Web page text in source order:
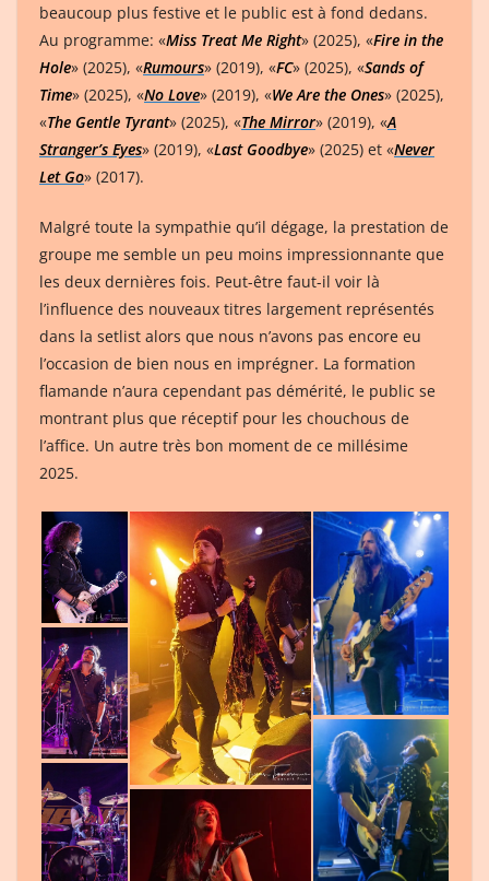
beaucoup plus festive et le public est à fond dedans.
Au programme: «Miss Treat Me Right» (2025), «Fire in the
Hole» (2025), «Rumours» (2019), «FC» (2025), «Sands of
Time» (2025), «No Love» (2019), «We Are the Ones» (2025),
«The Gentle Tyrant» (2025), «The Mirror» (2019), «A
Stranger’s Eyes» (2019), «Last Goodbye» (2025) et «Never
Let Go» (2017).
Malgré toute la sympathie qu’il dégage, la prestation de
groupe me semble un peu moins impressionnante que
les deux dernières fois. Peut-être faut-il voir là
l’influence des nouveaux titres largement représentés
dans la setlist alors que nous n’avons pas encore eu
l’occasion de bien nous en imprégner. La formation
flamande n’aura cependant pas démérité, le public se
montrant plus que réceptif pour les chouchous de
l’affice. Un autre très bon moment de ce millésime
2025.